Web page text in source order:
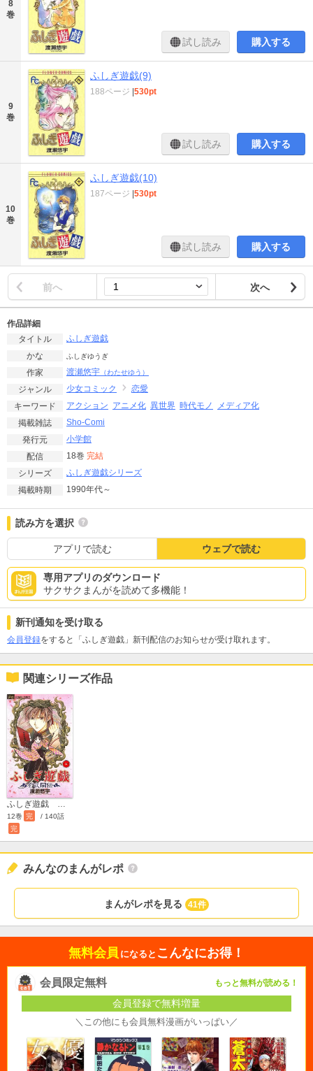
8
巻
試し読み 購入する
9
巻
ふしぎ遊戯(9)
188ページ |530pt
試し読み 購入する
10
巻
ふしぎ遊戯(10)
187ページ |530pt
試し読み 購入する
前へ 次へ
作品詳細
タイトル
ふしぎ遊戯
かな
ふしぎゆうぎ
作家 渡瀬悠宇 （わたせゆう）
ジャンル 少女コミック
恋愛
キーワード
アクション アニメ化 異世界 時代モノ
メディア化
掲載雑誌
Sho-Comi
発行元
小学館
配信
18巻 完結
シリーズ
ふしぎ遊戯シリーズ
掲載時期
1990年代～
読み方を選択
アプリで読む ウェブで読む
専用アプリのダウンロード
サクサクまんがを読めて多機能！
新刊通知を受け取る
会員登録をすると「ふしぎ遊戯」新刊配信のお知らせが受け取れます。
関連シリーズ作品
ふしぎ遊戯 玄武開伝
12巻 完
/ 140話
完
みんなのまんがレポ
まんがレポを見る 41件
無料会員 になると こんなにお得！
会員限定無料 もっと無料が読める！
会員登録で無料増量
＼この他にも会員無料漫画がいっぱい／